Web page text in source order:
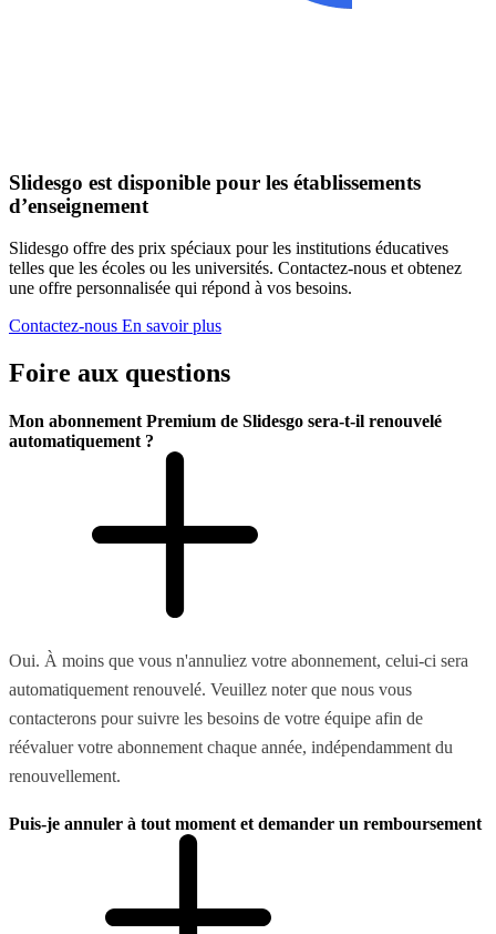
Slidesgo est disponible pour les établissements
d’enseignement
Slidesgo offre des prix spéciaux pour les institutions éducatives
telles que les écoles ou les universités. Contactez-nous et obtenez
une offre personnalisée qui répond à vos besoins.
Contactez-nous En savoir plus
Foire aux questions
Mon abonnement Premium de Slidesgo sera-t-il renouvelé
automatiquement ?
Oui. À moins que vous n'annuliez votre abonnement, celui-ci sera
automatiquement renouvelé. Veuillez noter que nous vous
contacterons pour suivre les besoins de votre équipe afin de
réévaluer votre abonnement chaque année, indépendamment du
renouvellement.
Puis-je annuler à tout moment et demander un remboursement